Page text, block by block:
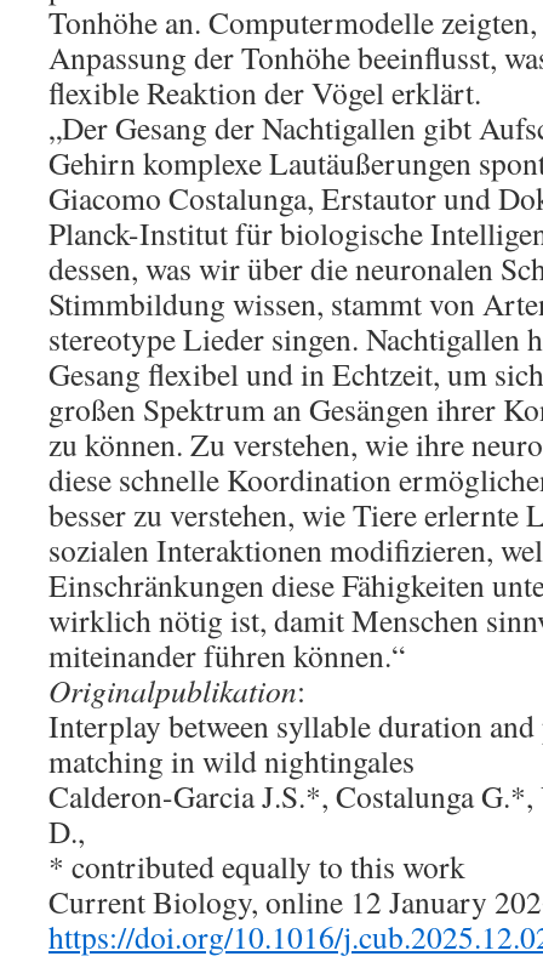
Tonhöhe an. Computermodelle
Anpassung der Tonhöhe beeinflusst,
flexible Reaktion der Vögel erklärt.
„Der Gesang der Nachtigallen gibt
Gehirn komplexe Lautäußerungen
Giacomo Costalunga, Erstautor und
Planck-Institut für biologische
dessen, was wir über die neuronalen
Stimmbildung wissen, stammt von
stereotype Lieder singen. Nachtigallen
Gesang flexibel und in Echtzeit, um
großen Spektrum an Gesängen ihrer
zu können. Zu verstehen, wie ihre
diese schnelle Koordination
besser zu verstehen, wie Tiere erlernte
sozialen Interaktionen modifizieren,
Einschränkungen diese Fähigkeiten
wirklich nötig ist, damit Menschen
miteinander führen können.“
Originalpublikation:
Interplay between syllable duration
matching in wild nightingales
Calderon-Garcia J.S.*, Costalunga
D.,
* contributed equally to this work
Current Biology, online 12 January
https://doi.org/10.1016/